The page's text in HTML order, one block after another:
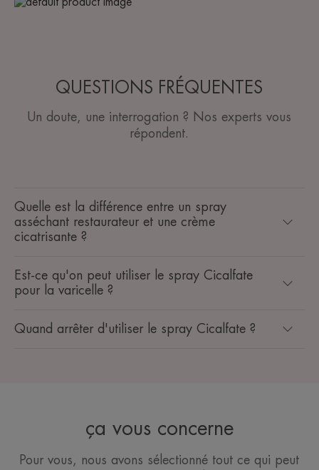
QUESTIONS FRÉQUENTES
Un doute, une interrogation ? Nos experts vous
répondent.
Quelle est la différence entre un spray
asséchant restaurateur et une crème
cicatrisante ?
Est-ce qu'on peut utiliser le spray Cicalfate
pour la varicelle ?
Quand arrêter d'utiliser le spray Cicalfate ?
ça vous concerne
Pour vous, nous avons sélectionné tout ce qui peut